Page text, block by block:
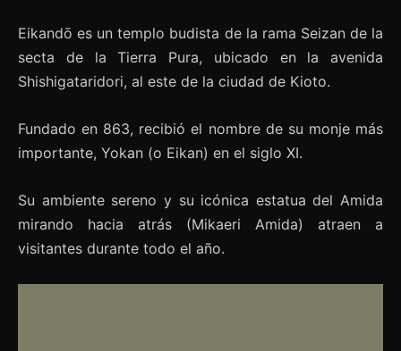
Eikandō es un templo budista de la rama Seizan de la
secta de la Tierra Pura, ubicado en la avenida
Shishigataridori, al este de la ciudad de Kioto.
Fundado en 863, recibió el nombre de su monje más
importante, Yokan (o Eikan) en el siglo XI.
Su ambiente sereno y su icónica estatua del Amida
mirando hacia atrás (Mikaeri Amida) atraen a
visitantes durante todo el año.